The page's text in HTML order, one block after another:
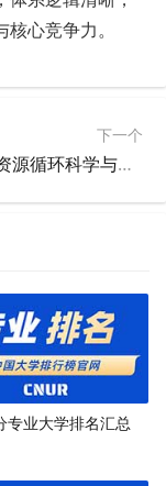
心竞争力。
下一个
2026年资源循环科学与工程专业大学排名
专业大学排名汇总